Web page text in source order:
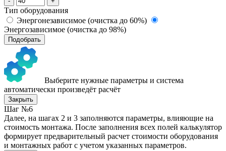
Тип оборудования
Энергонезависимое (очистка до 60%)
Энергозависимое (очистка до 98%)
Подобрать
Выберите нужные параметры и система
автоматически произведёт расчёт
Закрыть
Шаг №6
Далее, на шагах 2 и 3 заполняются параметры, влияющие на
стоимость монтажа. После заполнения всех полей калькулятор
формирует предварительный расчет стоимости оборудования
и монтажных работ с учетом указанных параметров.